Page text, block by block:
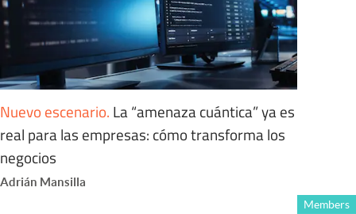
Nuevo escenario. La “amenaza cuántica” ya es
real para las empresas: cómo transforma los
negocios
Adrián Mansilla
Members